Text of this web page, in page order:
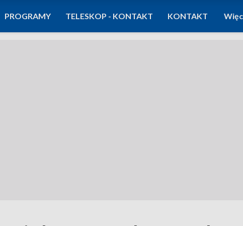
PROGRAMY TELESKOP - KONTAKT KONTAKT